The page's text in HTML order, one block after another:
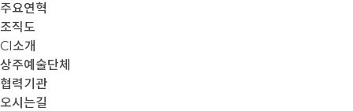
주요연혁
조직도
CI소개
상주예술단체
협력기관
오시는길